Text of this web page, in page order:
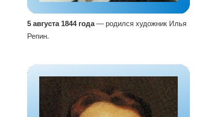
5 августа 1844 года
— родился художник Илья
Репин.